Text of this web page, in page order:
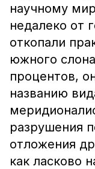
научному
недалеко от
откопали
южного
процентов,
названию
разрушения
отложения
как ласково